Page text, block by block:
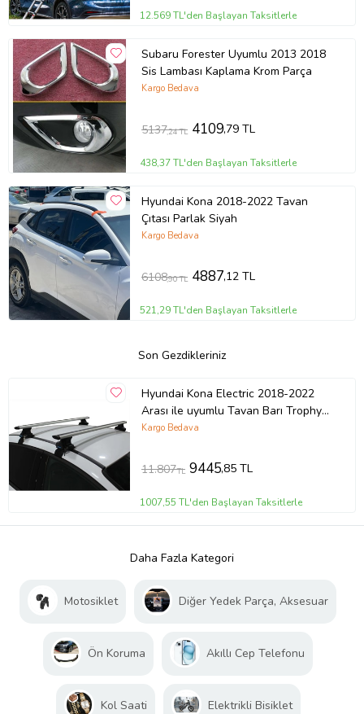
12.569 TL'den Başlayan Taksitlerle
Subaru Forester Uyumlu 2013 2018
Sis Lambası Kaplama Krom Parça
Kargo Bedava
5137,24 TL 4109,79 TL
438,37 TL'den Başlayan Taksitlerle
Hyundai Kona 2018-2022 Tavan
Çıtası Parlak Siyah
Kargo Bedava
6108,90 TL 4887,12 TL
521,29 TL'den Başlayan Taksitlerle
Son Gezdikleriniz
Hyundai Kona Electric 2018-2022
Arası ile uyumlu Tavan Barı Trophy
Bars Ara Atkı GRİ
Kargo Bedava
11.807TL 9445,85 TL
1007,55 TL'den Başlayan Taksitlerle
Daha Fazla Kategori
Motosiklet Diğer Yedek Parça, Aksesuar
Ön Koruma Akıllı Cep Telefonu
Kol Saati Elektrikli Bisiklet